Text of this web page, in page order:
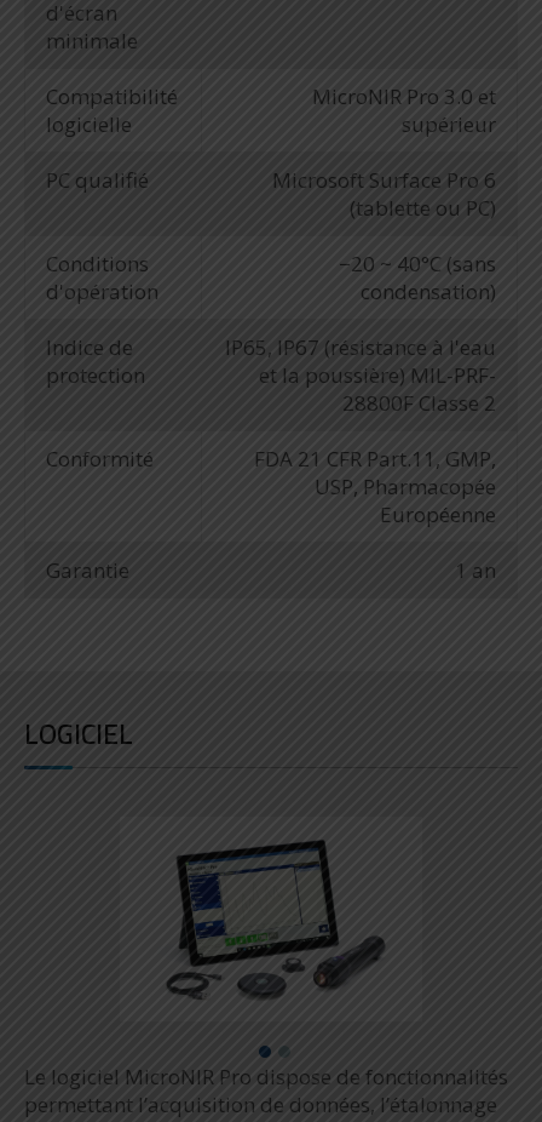
d'écran
minimale
Compatibilité
logicielle
MicroNIR Pro 3.0 et
supérieur
PC qualifié
Microsoft Surface Pro 6
(tablette ou PC)
Conditions
d'opération
−20 ~ 40°C (sans
condensation)
Indice de
protection
IP65, IP67 (résistance à l'eau
et la poussière) MIL-PRF-
28800F Classe 2
Conformité
FDA 21 CFR Part.11, GMP,
USP, Pharmacopée
Européenne
Garantie
1 an
LOGICIEL
Le logiciel MicroNIR Pro dispose de fonctionnalités
permettant l’acquisition de données, l’étalonnage